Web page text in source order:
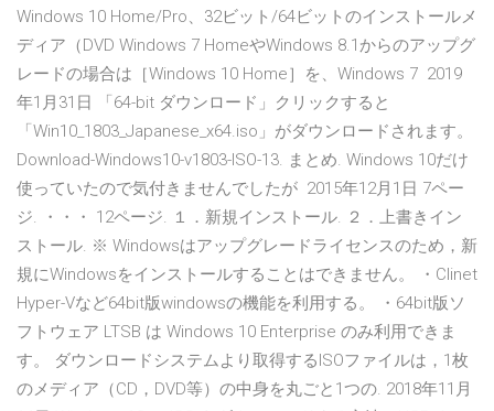
Windows 10 Home/Pro、32ビット/64ビットのインストールメ
ディア（DVD Windows 7 HomeやWindows 8.1からのアップグ
レードの場合は［Windows 10 Home］を、Windows 7 2019
年1月31日 「64-bit ダウンロード」クリックすると
「Win10_1803_Japanese_x64.iso」がダウンロードされます。
Download-Windows10-v1803-ISO-13. まとめ. Windows 10だけ
使っていたので気付きませんでしたが 2015年12月1日 7ペー
ジ. ・・・ 12ページ. １．新規インストール. ２．上書きイン
ストール. ※ Windowsはアップグレードライセンスのため，新
規にWindowsをインストールすることはできません。 ・Clinet
Hyper-Vなど64bit版windowsの機能を利用する。 ・64bit版ソ
フトウェア LTSB は Windows 10 Enterprise のみ利用できま
す。 ダウンロードシステムより取得するISOファイルは，1枚
のメディア（CD，DVD等）の中身を丸ごと1つの. 2018年11月